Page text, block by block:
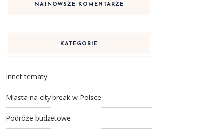
NAJNOWSZE KOMENTARZE
KATEGORIE
Innet tematy
Miasta na city break w Polsce
Podróże budżetowe